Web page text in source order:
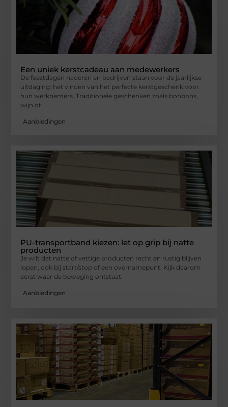
Een uniek kerstcadeau aan medewerkers
De feestdagen naderen en bedrijven staan voor de jaarlijkse
uitdaging: het vinden van het perfecte kerstgeschenk voor
hun werknemers. Traditionele geschenken zoals bonbons,
wijn of
Aanbiedingen
PU-transportband kiezen: let op grip bij natte
producten
Je wilt dat natte of vettige producten recht en rustig blijven
lopen, ook bij start/stop of een overnamepunt. Kijk daarom
eerst waar de beweging ontstaat:
Aanbiedingen